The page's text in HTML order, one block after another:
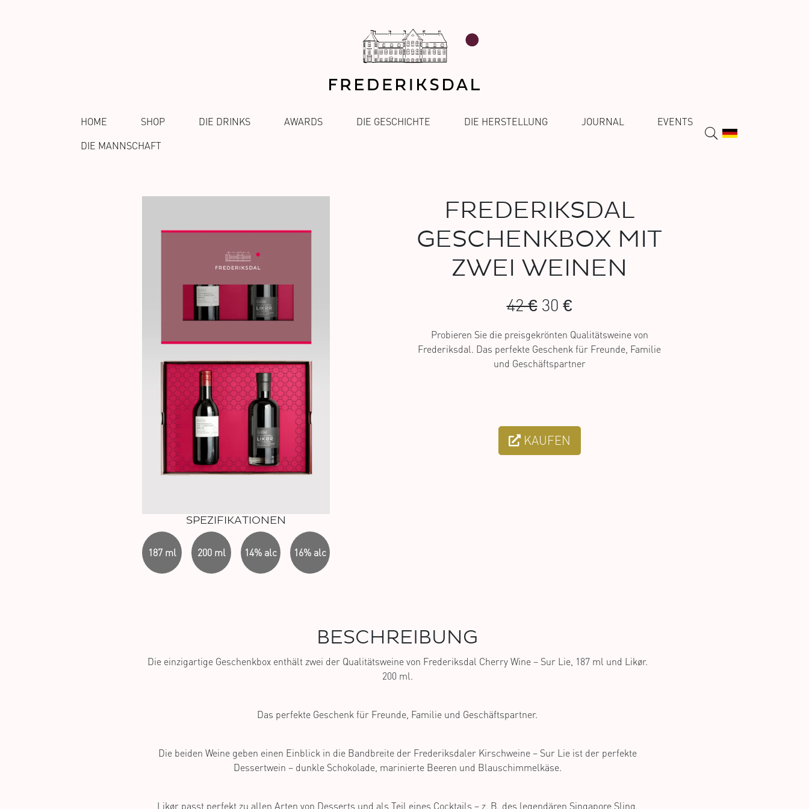
HOME SHOP DIE DRINKS AWARDS DIE GESCHICHTE DIE HERSTELLUNG JOURNAL
EVENTS
DIE MANNSCHAFT
SPEZIFIKATIONEN
187 ml 200 ml 14% alc 16% alc
FREDERIKSDAL
GESCHENKBOX MIT
ZWEI WEINEN
42 € 30 €
Probieren Sie die preisgekrönten Qualitätsweine von
Frederiksdal. Das perfekte Geschenk für Freunde, Familie
und Geschäftspartner
KAUFEN
BESCHREIBUNG
Die einzigartige Geschenkbox enthält zwei der Qualitätsweine von Frederiksdal Cherry Wine – Sur Lie, 187 ml und Likør.
200 ml.
Das perfekte Geschenk für Freunde, Familie und Geschäftspartner.
Die beiden Weine geben einen Einblick in die Bandbreite der Frederiksdaler Kirschweine – Sur Lie ist der perfekte
Dessertwein – dunkle Schokolade, marinierte Beeren und Blauschimmelkäse.
Likør passt perfekt zu allen Arten von Desserts und als Teil eines Cocktails – z. B. des legendären Singapore Sling.